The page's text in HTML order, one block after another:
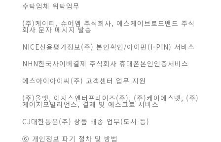
수탁업체 위탁업무
(주)케이티, 슈어엠 주식회사, 에스케이브로드밴드 주식
회사 문자 메시지 발송
NICE신용평가정보(주) 본인확인/아이핀(I-PIN) 서비스
NHN한국사이버결제 주식회사 휴대폰본인인증서비스
에스아이아이씨(주) 고객센터 업무 지원
(주)올앳, 이지스엔터프라이즈(주), (주)케이에스넷, (주)
케이지모빌리언스, 결제 및 에스크로 서비스
CJ대한통운(주) 상품 배송 업무(도서 등)
⑥ 개인정보 파기 절차 및 방법